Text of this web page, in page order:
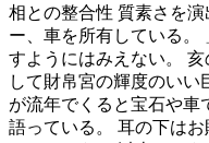
相との整合性 質素さを
ー、車を所有している。
すようにはみえない。
して財帛宮の輝度のいい
が流年でくると宝石や車
語っている。 耳の下は